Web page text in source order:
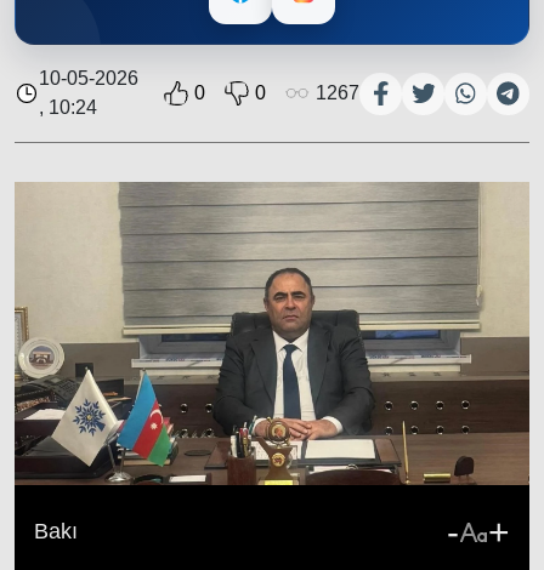
10-05-2026
, 10:24
0 0 1267
Bakı - +